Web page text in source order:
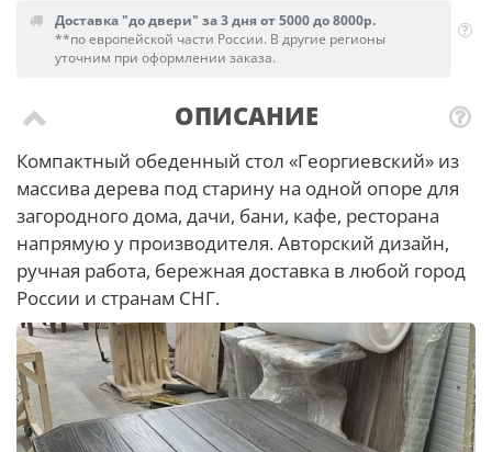
Доставка "до двери" за 3 дня от 5000 до 8000р.
**по европейской части России. В другие регионы
уточним при оформлении заказа.
ОПИСАНИЕ
Компактный обеденный стол «Георгиевский» из
массива дерева под старину на одной опоре для
загородного дома, дачи, бани, кафе, ресторана
напрямую у производителя. Авторский дизайн,
ручная работа, бережная доставка в любой город
России и странам СНГ.